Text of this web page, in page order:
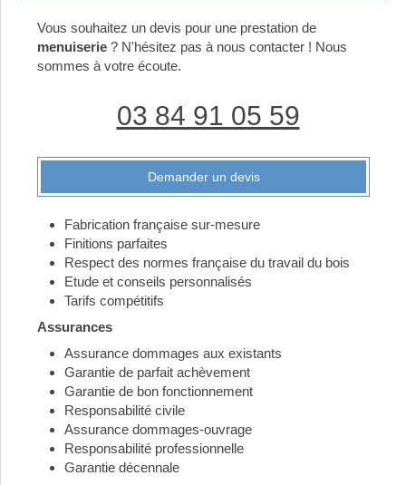
Vous souhaitez un devis pour une prestation de
menuiserie ? N'hésitez pas à nous contacter ! Nous
sommes à votre écoute.
03 84 91 05 59
Demander un devis
Fabrication française sur-mesure
Finitions parfaites
Respect des normes française du travail du bois
Etude et conseils personnalisés
Tarifs compétitifs
Assurances
Assurance dommages aux existants
Garantie de parfait achèvement
Garantie de bon fonctionnement
Responsabilité civile
Assurance dommages-ouvrage
Responsabilité professionnelle
Garantie décennale